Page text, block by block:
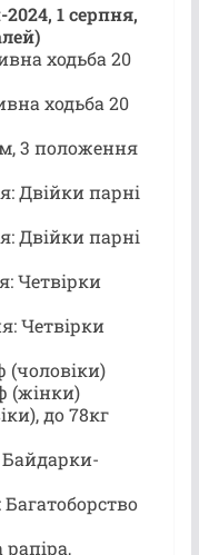
1 серпня,
ходьба 20
ходьба 20
3 положення
Двійки парні
Двійки парні
Четвірки
Четвірки
(чоловіки)
(жінки)
до 78кг
Байдарки-